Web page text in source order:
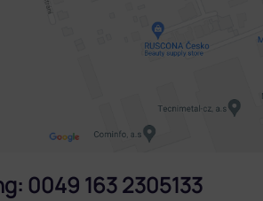
‭0049 163 2305133